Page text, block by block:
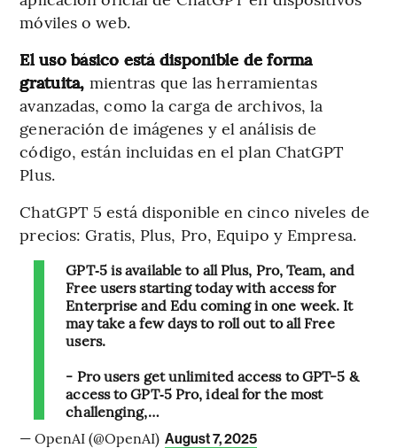
móviles o web.
El uso básico está disponible de forma
gratuita, mientras que las herramientas
avanzadas, como la carga de archivos, la
generación de imágenes y el análisis de
código, están incluidas en el plan ChatGPT
Plus.
ChatGPT 5 está disponible en cinco niveles de
precios: Gratis, Plus, Pro, Equipo y Empresa.
GPT‑5 is available to all Plus, Pro, Team, and
Free users starting today with access for
Enterprise and Edu coming in one week. It
may take a few days to roll out to all Free
users.
- Pro users get unlimited access to GPT-5 &
access to GPT‑5 Pro, ideal for the most
challenging,…
— OpenAI (@OpenAI) August 7, 2025